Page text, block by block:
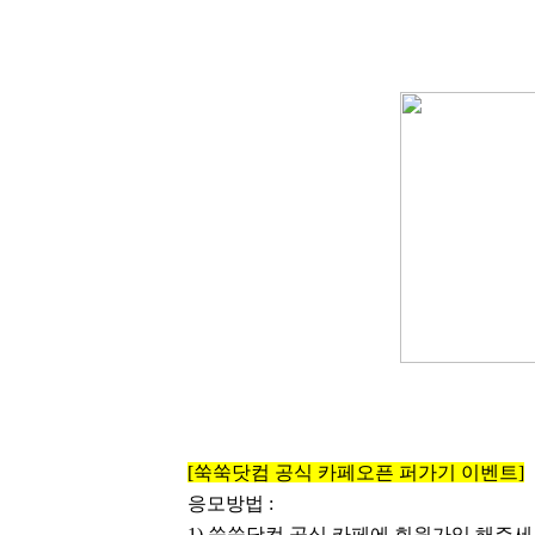
[쑥쑥닷컴 공식 카페오픈 퍼가기 이벤트]
응모방법 :